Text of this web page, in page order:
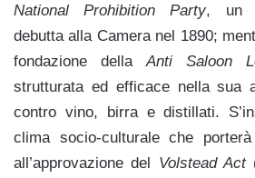
National Prohibition Party, un
debutta alla Camera nel 1890;
fondazione della Anti Saloon
strutturata ed efficace nella sua
contro vino, birra e distillati.
clima socio-culturale che
all’approvazione del Volstead Act